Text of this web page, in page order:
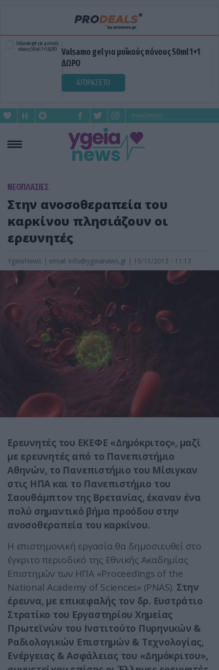
Valsamo gel για μυϊκούς πόνους 50ml 1+1
ΔΩΡΟ
ΑΓΟΡΑΣΕ ΤΟ
ΝΕΟΠΛΑΣΙΕΣ
Στην ανοσοθεραπεία του
καρκίνου πλησιάζουν οι
ερευνητές
YgeiaNews | email: info@ygeianews.gr | 19/11/2013 - 11:13
Ερευνητές του ΕΚΕΦΕ «Δημόκριτος», μαζί
με ερευνητές από το Πανεπιστήμιο
Αθηνών, το Πανεπιστήμιο του Μίσιγκαν
στις ΗΠΑ και το Πανεπιστήμιο του
Σαουθάμπτον της Βρετανίας, έκαναν ένα
πολύ σημαντικό βήμα προόδου στην
ανοσοθεραπεία του καρκίνου.
Η επιστημονική εργασία θα δημοσιευθεί στο
έγκριτο περιοδικό της Εθνικής Ακαδημίας
Επιστημών των ΗΠΑ «Proceedings of the
National Academy of Sciences» (PNAS). Στην
έρευνα, με επικεφαλής τον δρ. Ευστράτιο
Στρατίκο του Εργαστηρίου Χημείας
Πρωτεϊνών του Ινστιτούτο Πυρηνικών &
Ραδιολογικών Επιστημών & Τεχνολογίας,
Ενέργειας & Ασφάλειας του «Δημόκριτου»,